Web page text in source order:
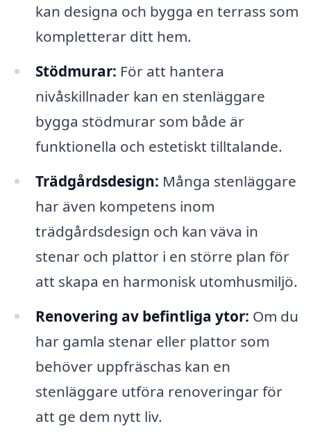
kan designa och bygga en terrass som
kompletterar ditt hem.
Stödmurar: För att hantera
nivåskillnader kan en stenläggare
bygga stödmurar som både är
funktionella och estetiskt tilltalande.
Trädgårdsdesign: Många stenläggare
har även kompetens inom
trädgårdsdesign och kan väva in
stenar och plattor i en större plan för
att skapa en harmonisk utomhusmiljö.
Renovering av befintliga ytor: Om du
har gamla stenar eller plattor som
behöver uppfräschas kan en
stenläggare utföra renoveringar för
att ge dem nytt liv.